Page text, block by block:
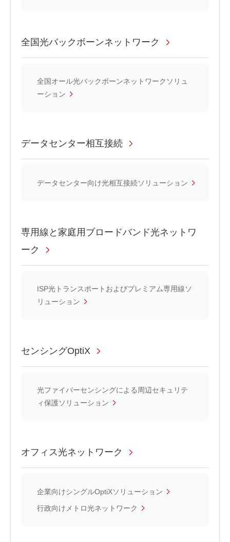
全国光バックボーンネットワーク
全国オール光バックボーンネットワークソリュ
ーション
データセンター相互接続
データセンター向け光相互接続ソリューション
専用線と家庭用ブロードバンド光ネットワ
ーク
ISP光トランスポートおよびプレミアム専用線ソ
リューション
センシングOptiX
光ファイバーセンシングによる周辺セキュリテ
ィ保護ソリューション
オフィス光ネットワーク
企業向けシングルOptiXソリューション
行政向けメトロ光ネットワーク